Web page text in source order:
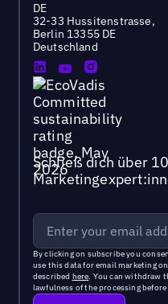
DE
32-33 Hussitenstrasse,
Berlin 13355 DE
Deutschland
Schließ dich über
By clicking on subscribe you
use this data for email marketing
described here. You can withdraw
lawfulness of the processing